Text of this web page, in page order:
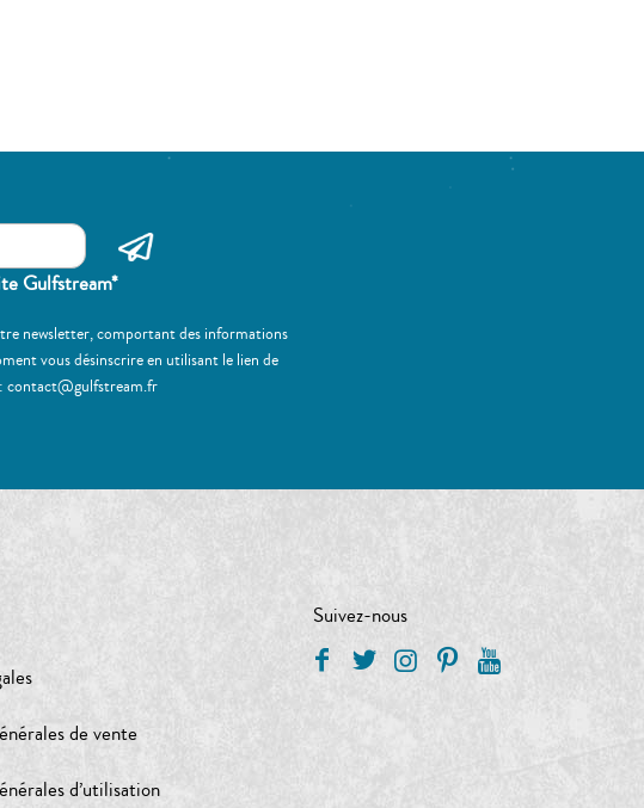
Gulfstream*
newsletter, comportant des informations
vous désinscrire en utilisant le lien de
contact@gulfstream.fr
de vente
d’utilisation
Suivez-nous